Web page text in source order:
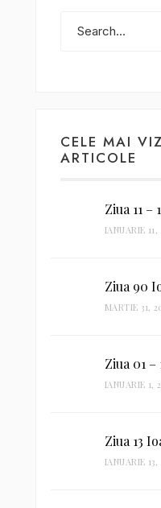
CELE MAI
ARTICOLE
Ziua 11 –
IANUARIE 11,
Ziua 90
MARTIE 31,
Ziua 01 –
IANUARIE 1,
Ziua 13
IANUARIE 13,